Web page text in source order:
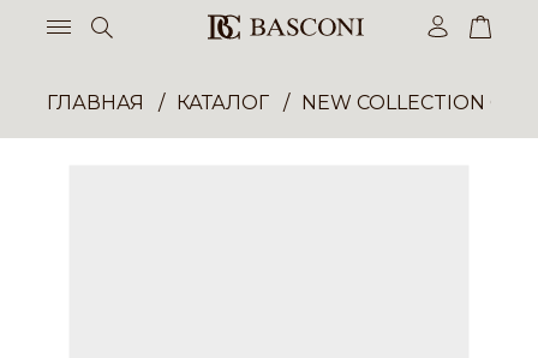
ГЛАВНАЯ КАТАЛОГ NEW COLLECTION